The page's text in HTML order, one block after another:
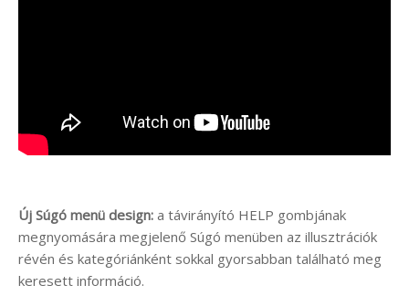
Új Súgó menü design: a távirányító HELP gombjának
megnyomására megjelenő Súgó menüben az illusztrációk
révén és kategóriánként sokkal gyorsabban található meg
keresett információ.